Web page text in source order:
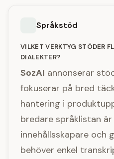
Språkstöd
VILKET VERKTYG STÖDER
DIALEKTER?
SozAI annonserar
fokuserar på bred
hantering i
bredare språklistan
innehållsskapare och
behöver enkel